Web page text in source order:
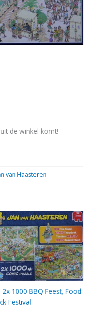
de winkel komt!
van Haasteren
2x 1000 BBQ Feest, Food
Festival